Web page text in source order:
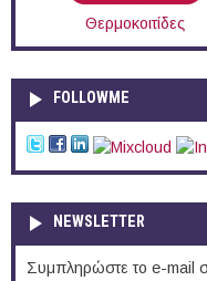
Θερμοκοιτίδες
FOLLOWME
NEWSLETTER
Συμπληρώστε το e-mail